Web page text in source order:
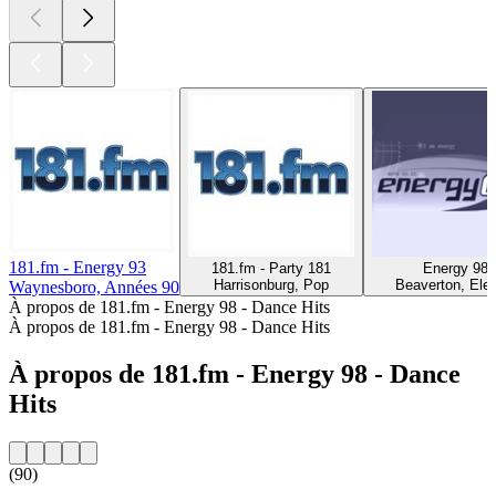
181.fm - Energy 93
Waynesboro, Années 90
181.fm - Party 181
Harrisonburg, Pop
Energy 98
Beaverton,
À propos de 181.fm - Energy 98 - Dance Hits
À propos de 181.fm - Energy 98 - Dance Hits
À propos de 181.fm - Energy 98 - Dance
Hits
(90)